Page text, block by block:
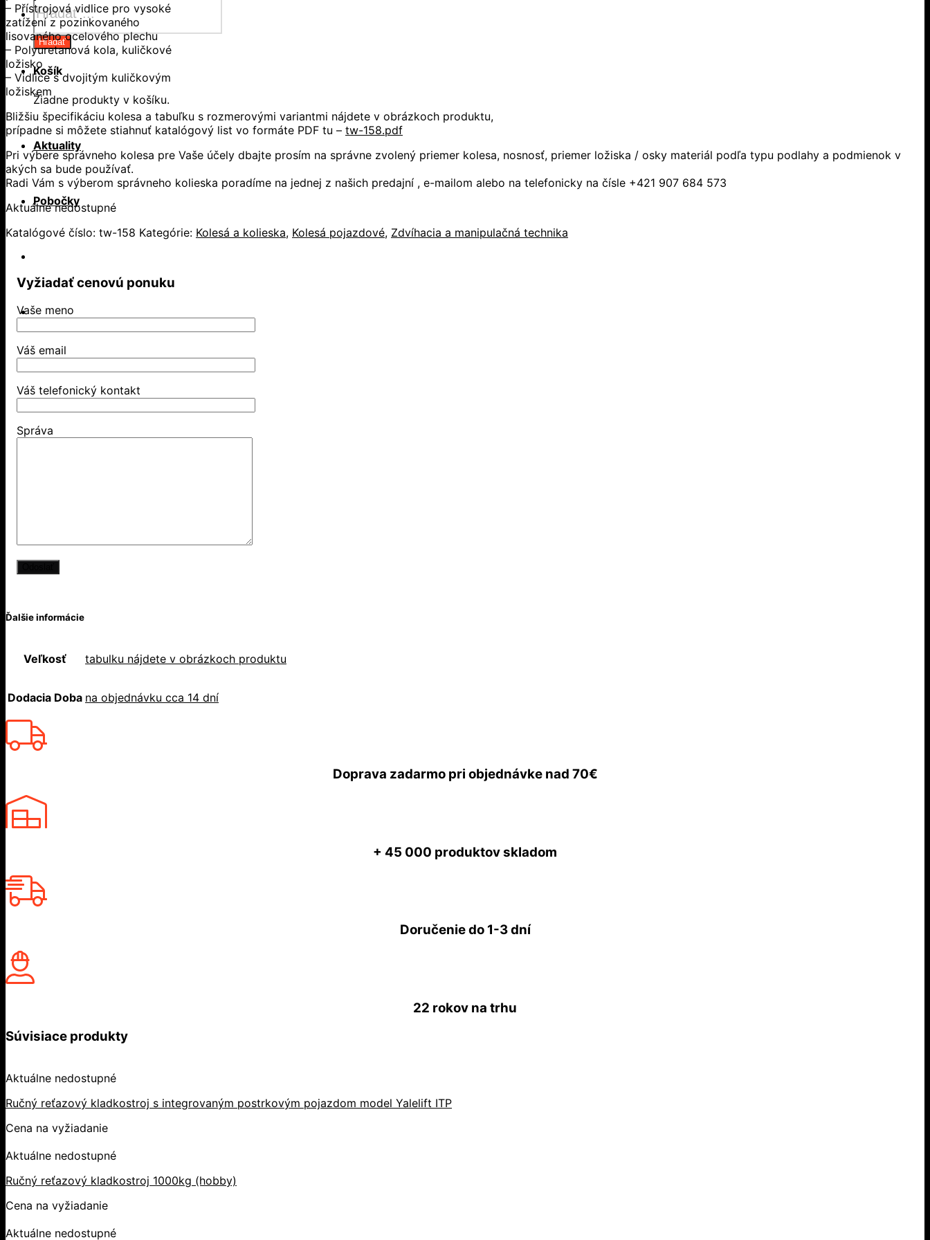
search
Hľadať
Košík
Žiadne produkty v košíku.
Aktuality
Pobočky
– Přístrojová vidlice pro vysoké
zatížení z pozinkovaného
lisovaného ocelového plechu
– Polyuretanová kola, kuličkové
ložisko
– Vidlice s dvojitým kuličkovým
ložiskem
Bližšiu špecifikáciu kolesa a tabuľku s rozmerovými variantmi nájdete v obrázkoch produktu,
prípadne si môžete stiahnuť katalógový list vo formáte PDF tu – tw-158.pdf
Pri výbere správneho kolesa pre Vaše účely dbajte prosím na správne zvolený priemer kolesa, nosnosť, priemer ložiska / osky materiál podľa typu podlahy a podmienok v
akých sa bude používať.
Radi Vám s výberom správneho kolieska poradíme na jednej z našich predajní , e-mailom alebo na telefonicky na čísle +421 907 684 573
Aktuálne nedostupné
Katalógové číslo: tw-158 Kategórie: Kolesá a kolieska, Kolesá pojazdové, Zdvíhacia a manipulačná technika
Vyžiadať cenovú ponuku
Vaše meno
Váš email
Váš telefonický kontakt
Správa
Ďalšie informácie
Veľkosť tabulku nájdete v obrázkoch produktu
Dodacia Doba na objednávku cca 14 dní
Doprava zadarmo pri objednávke nad 70€
+ 45 000 produktov skladom
Doručenie do1-3 dní
22 rokov na trhu
Súvisiace produkty
Aktuálne nedostupné
Ručný reťazový kladkostroj s integrovaným postrkovým pojazdom model Yalelift ITP
Cena na vyžiadanie
Aktuálne nedostupné
Ručný reťazový kladkostroj 1000kg (hobby)
Cena na vyžiadanie
Aktuálne nedostupné